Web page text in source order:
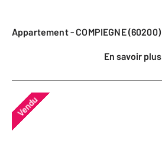
Appartement - COMPIEGNE (60200)
En savoir plus
Vendu